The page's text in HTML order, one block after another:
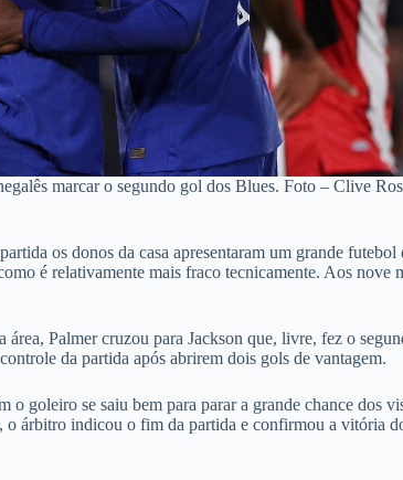
marcar o segundo gol dos Blues. Foto – Clive
os donos da casa apresentaram um grande
é relativamente mais fraco tecnicamente. Aos nove
Palmer cruzou para Jackson que, livre, fez o
da partida após abrirem dois gols de vantagem.
goleiro se saiu bem para parar a grande chance dos
o árbitro indicou o fim da partida e confirmou a vitória